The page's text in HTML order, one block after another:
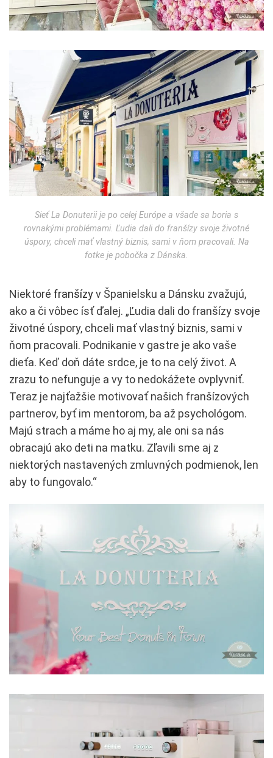
Sieť La Donuterii je po celej Európe a všade sa boria s
rovnakými problémami. Ľudia dali do franšízy svoje životné
úspory, chceli mať vlastný biznis, sami v ňom pracovali. Na
fotke je pobočka z Dánska.
Niektoré franšízyv Španielsku a Dánsku zvažujú,
ako a či vôbec ísť ďalej. „Ľudia dali do franšízy svoje
životné úspory, chceli mať vlastný biznis, sami v
ňom pracovali. Podnikanie v gastre je ako vaše
dieťa. Keď doň dáte srdce, je to na celý život. A
zrazu to nefunguje a vy to nedokážete ovplyvniť.
Teraz je najťažšie motivovať našich franšízových
partnerov, byť im mentorom, ba až psychológom.
Majú strach a máme ho aj my, ale oni sa nás
obracajú ako deti na matku. Zľavili sme aj z
niektorých nastavených zmluvných podmienok, len
aby to fungovalo.“